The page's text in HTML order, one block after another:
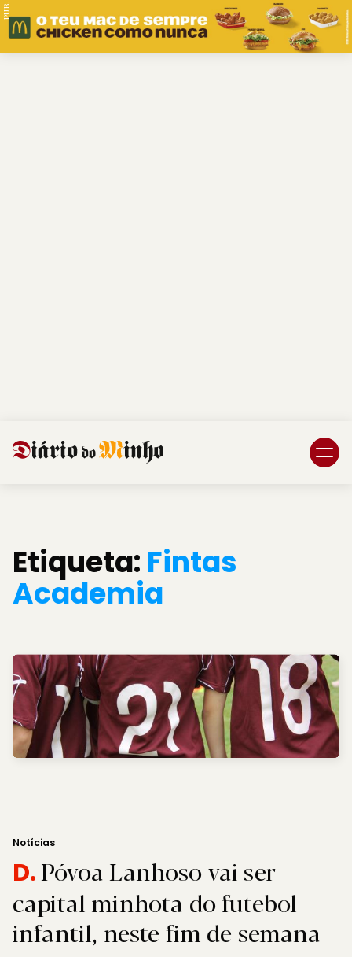
PUB.
Etiqueta: Fintas
Academia
Notícias
D.Póvoa Lanhoso vai ser
capital minhota do futebol
infantil, neste fim de semana